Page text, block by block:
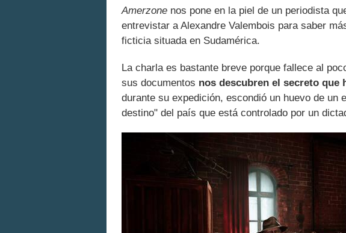
Amerzone nos pone en la piel de un periodista
entrevistar a Alexandre Valembois para saber
ficticia situada en Sudamérica.
La charla es bastante breve porque fallece al
sus documentos nos descubren el secreto que
durante su expedición, escondió un huevo de un
destino" del país que está controlado por un